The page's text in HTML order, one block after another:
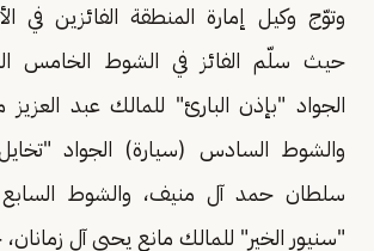
وتوّج وكيل إمارة المنطقة الفائزين في
حيث سلّم الفائز في الشوط الخامس
الجواد "بإذن البارئ" للمالك عبد
والشوط السادس (سيارة) الجواد "تخايل
سلطان حمد آل منيف، والشوط السابع
"سنيور الخير" للمالك مانع يحيى آل